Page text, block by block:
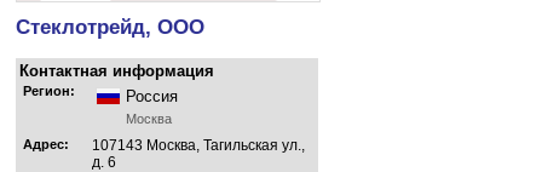
Стеклотрейд, ООО
Контактная информация
Регион: Россия
Москва
Адрес:
107143 Москва, Тагильская ул.,
д. 6